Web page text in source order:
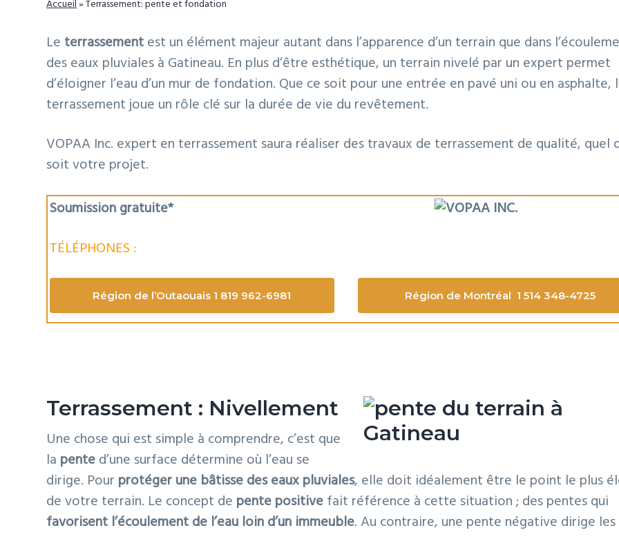
Accueil»Terrassement: pente et fondation
Le terrassementest un élément majeur autant dans l’apparence d’un terrain que dans
des eaux pluviales à Gatineau. En plus d’être esthétique, un terrain nivelé par un expert permet
d’éloigner l’eau d’un mur de fondation. Que ce soit pour une entrée en pavé uni ou en asphalte,
terrassement joue un rôle clé sur la durée de vie du revêtement.
VOPAA Inc. expert en terrassement saura réaliser des travaux de terrassement de qualité, quel
soit votre projet.
Soumission gratuite*
TÉLÉPHONES :
Région de l’Outaouais 1 819 962-6981 Région de Montréal 1 514 348-4725
Terrassement : Nivellement
Une chose qui est simple à comprendre, c’est que
la pented’une surface détermine où l’eau se
dirige. Pour protéger une bâtisse des eaux pluviales, elle doit idéalement être le point le plus
de votre terrain. Le concept de pente positivefait référence à cette situation ; des pentes qui
favorisent l’écoulement de l’eau loin d’un immeuble. Au contraire, une pente négative dirige les